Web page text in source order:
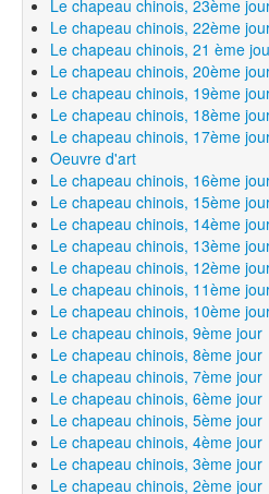
Le chapeau chinois, 23ème
Le chapeau chinois, 22ème
Le chapeau chinois, 21 ème
Le chapeau chinois, 20ème
Le chapeau chinois, 19ème
Le chapeau chinois, 18ème
Le chapeau chinois, 17ème
Oeuvre d'art
Le chapeau chinois, 16ème
Le chapeau chinois, 15ème
Le chapeau chinois, 14ème
Le chapeau chinois, 13ème
Le chapeau chinois, 12ème
Le chapeau chinois, 11ème
Le chapeau chinois, 10ème
Le chapeau chinois, 9ème jour
Le chapeau chinois, 8ème jour
Le chapeau chinois, 7ème jour
Le chapeau chinois, 6ème jour
Le chapeau chinois, 5ème jour
Le chapeau chinois, 4ème jour
Le chapeau chinois, 3ème jour
Le chapeau chinois, 2ème jour